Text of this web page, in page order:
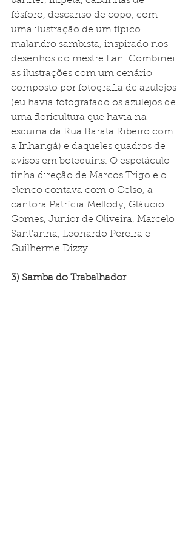
fósforo, descanso de copo, com
uma ilustração de um típico
malandro sambista, inspirado nos
desenhos do mestre Lan. Combinei
as ilustrações com um cenário
composto por fotografia de azulejos
(eu havia fotografado os azulejos de
uma floricultura que havia na
esquina da Rua Barata Ribeiro com
a Inhangá) e daqueles quadros de
avisos em botequins. O espetáculo
tinha direção de Marcos Trigo e o
elenco contava com o Celso, a
cantora Patrícia Mellody, Gláucio
Gomes, Junior de Oliveira, Marcelo
Sant'anna, Leonardo Pereira e
Guilherme Dizzy.
3) Samba do Trabalhador